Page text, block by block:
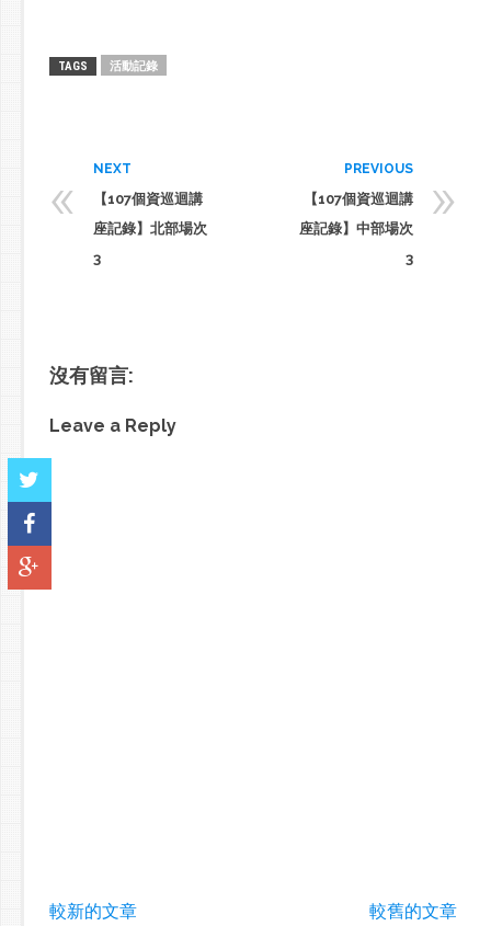
TAGS 活動記錄
« NEXT
【107個資巡迴講
座記錄】北部場次
3
»
PREVIOUS
【107個資巡迴講
座記錄】中部場次
3
沒有留言:
Leave a Reply
較新的文章 較舊的文章